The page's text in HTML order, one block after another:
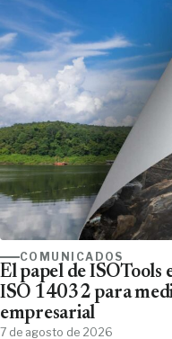
COMUNICADOS
El papel de ISOTools
ISO 14032 para
empresarial
7 de agosto de 2026